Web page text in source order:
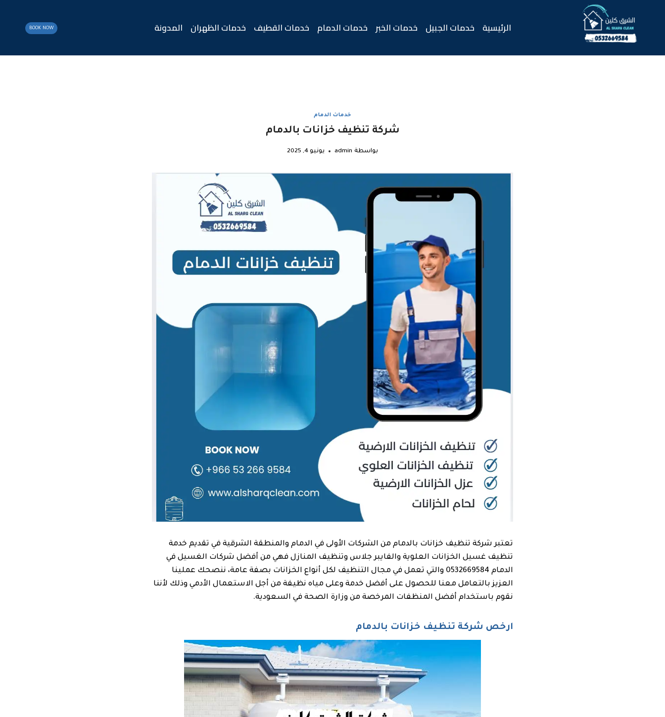
الرئيسية خدمات الجبيل خدمات الخبر خدمات الدمام خدمات القطيف خدمات الظهران المدونة BOOK NOW
خدمات الدمام
شركة تنظيف خزانات بالدمام
بواسطة admin يونيو 4, 2025
تعتبر شركة تنظيف خزانات بالدمام من الشركات الأولى في الدمام والمنطقة الشرقية في تقديم خدمة
تنظيف غسيل الخزانات العلوية والفايبر جلاس وتنظيف المنازل فهي من أفضل شركات الغسيل في
الدمام 0532669584 والتي تعمل في مجال التنظيف لكل أنواع الخزانات بصفة عامة، ننصحك عملينا
العزيز بالتعامل معنا للحصول على أفضل خدمة وعلى مياه نظيفة من أجل الاستعمال الأدمي وذلك لأننا
نقوم باستخدام أفضل المنظفات المرخصة من وزارة الصحة في السعودية.
ارخص شركة تنظيف خزانات بالدمام